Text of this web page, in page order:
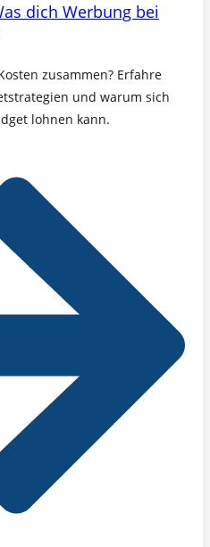
dich Werbung bei
zusammen? Erfahre
und warum sich
lohnen kann.